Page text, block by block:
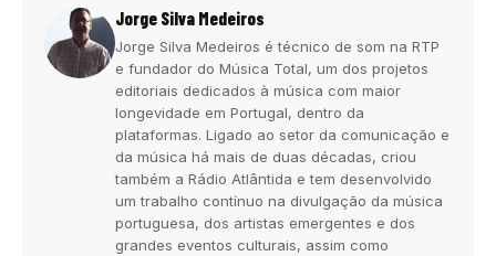
Jorge Silva Medeiros
Jorge Silva Medeiros é técnico de som na RTP
e fundador do Música Total, um dos projetos
editoriais dedicados à música com maior
longevidade em Portugal, dentro da
plataformas. Ligado ao setor da comunicação e
da música há mais de duas décadas, criou
também a Rádio Atlântida e tem desenvolvido
um trabalho contínuo na divulgação da música
portuguesa, dos artistas emergentes e dos
grandes eventos culturais, assim como